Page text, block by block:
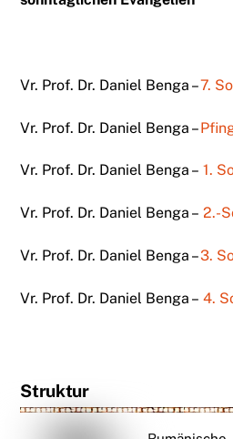
Vr. Prof. Dr. Daniel Benga –7.
Vr. Prof. Dr. Daniel Benga –
Vr. Prof. Dr. Daniel Benga –1.
Vr. Prof. Dr. Daniel Benga –2.-
Vr. Prof. Dr. Daniel Benga –3.
Vr. Prof. Dr. Daniel Benga –4.
Struktur